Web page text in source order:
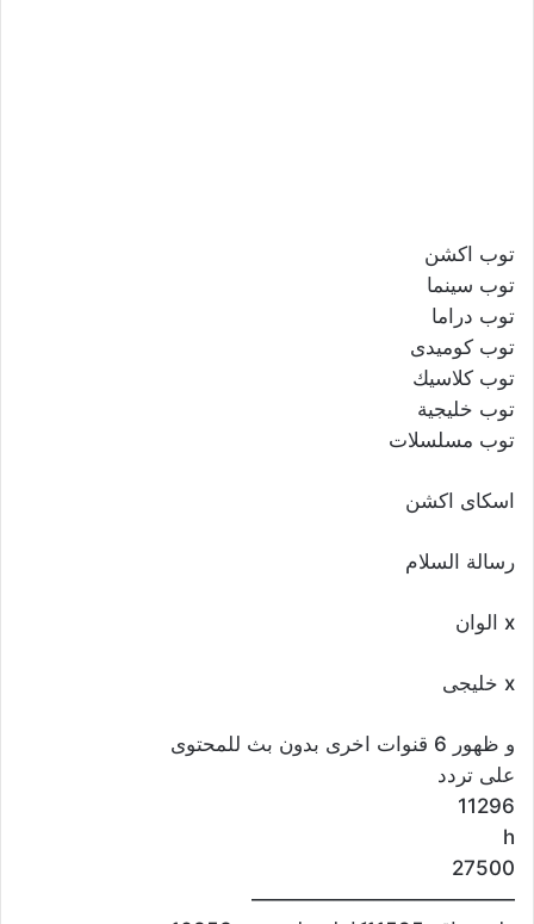
توب اكشن
توب سينما
توب دراما
توب كوميدى
توب كلاسيك
توب خليجية
توب مسلسلات
اسكاى اكشن
رسالة السلام
x الوان
x خليجى
و ظهور 6 قنوات اخرى بدون بث للمحتوى
على تردد
11296
h
27500
—————————————